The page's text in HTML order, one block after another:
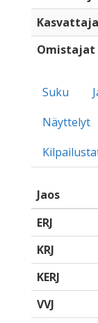
Kasvattaja
Omistajat
Suku
Näyttelyt
Jaos
ERJ
KRJ
KERJ
VVJ